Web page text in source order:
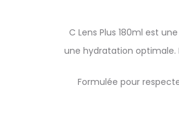
C Lens Plus 180ml est
une hydratation optimale.
Formulée pour